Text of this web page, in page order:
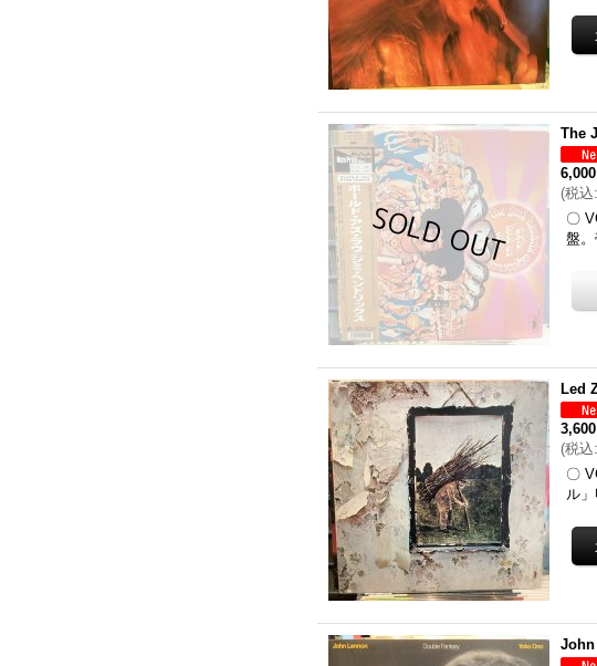
The
(税込:
〇
盤
Led
(税込:
〇
ル